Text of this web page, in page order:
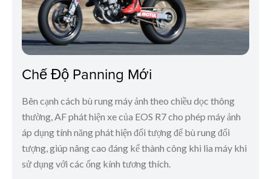
Chế Độ Panning Mới
Bên cạnh cách bù rung máy ảnh theo chiều dọc thông
thường, AF phát hiện xe của EOS R7 cho phép máy ảnh
áp dụng tính năng phát hiện đối tượng để bù rung đối
tượng, giúp nâng cao đáng kể thành công khi lia máy khi
sử dụng với các ống kính tương thích.